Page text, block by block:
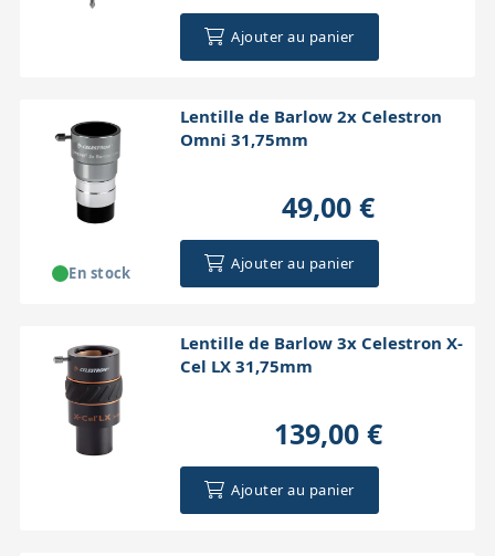
Ajouter au panier
Lentille de Barlow 2x Celestron
Omni 31,75mm
49,00 €
Ajouter au panier
En stock
Lentille de Barlow 3x Celestron X-
Cel LX 31,75mm
139,00 €
Ajouter au panier